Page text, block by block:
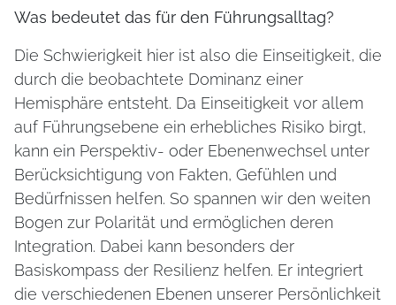
Was bedeutet das für den Führungsalltag?
Die Schwierigkeit hier ist also die Einseitigkeit, die
durch die beobachtete Dominanz einer
Hemisphäre entsteht. Da Einseitigkeit vor allem
auf Führungsebene ein erhebliches Risiko birgt,
kann ein Perspektiv- oder Ebenenwechsel unter
Berücksichtigung von Fakten, Gefühlen und
Bedürfnissen helfen. So spannen wir den weiten
Bogen zur Polarität und ermöglichen deren
Integration. Dabei kann besonders der
Basiskompass der Resilienz helfen. Er integriert
die verschiedenen Ebenen unserer Persönlichkeit